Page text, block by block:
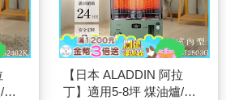
煤
【日本 ALADDIN 阿拉
丁】適用5-8坪 煤油爐/煤